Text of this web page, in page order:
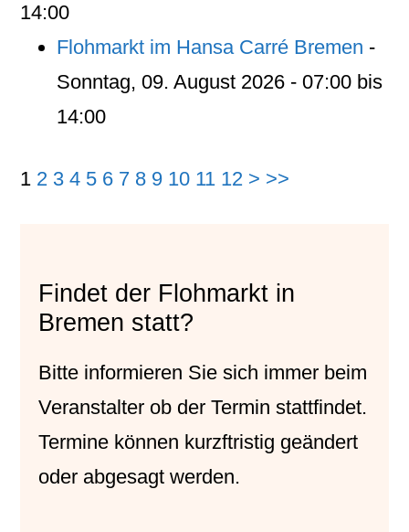
14:00
Flohmarkt im Hansa Carré Bremen -
Sonntag, 09. August 2026 - 07:00 bis
14:00
1 2 3 4 5 6 7 8 9 10 11 12 > >>
Findet der Flohmarkt in
Bremen statt?
Bitte informieren Sie sich immer beim
Veranstalter ob der Termin stattfindet.
Termine können kurzftristig geändert
oder abgesagt werden.